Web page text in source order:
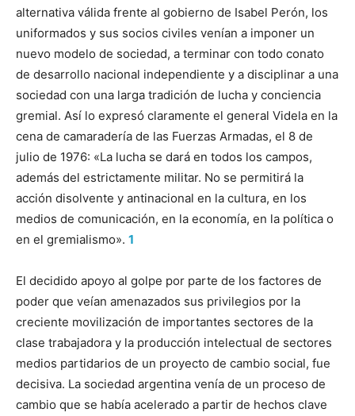
alternativa válida frente al gobierno de Isabel Perón, los
uniformados y sus socios civiles venían a imponer un
nuevo modelo de sociedad, a terminar con todo conato
de desarrollo nacional independiente y a disciplinar a una
sociedad con una larga tradición de lucha y conciencia
gremial. Así lo expresó claramente el general Videla en la
cena de camaradería de las Fuerzas Armadas, el 8 de
julio de 1976: «La lucha se dará en todos los campos,
además del estrictamente militar. No se permitirá la
acción disolvente y antinacional en la cultura, en los
medios de comunicación, en la economía, en la política o
en el gremialismo». 1
El decidido apoyo al golpe por parte de los factores de
poder que veían amenazados sus privilegios por la
creciente movilización de importantes sectores de la
clase trabajadora y la producción intelectual de sectores
medios partidarios de un proyecto de cambio social, fue
decisiva. La sociedad argentina venía de un proceso de
cambio que se había acelerado a partir de hechos clave